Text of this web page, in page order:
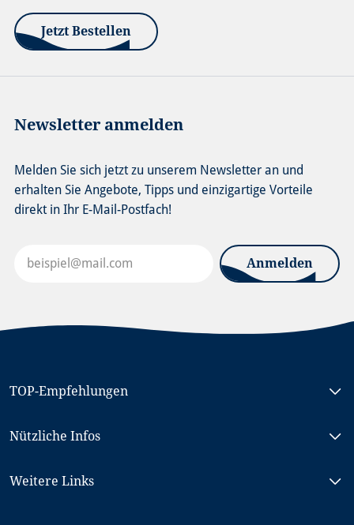
Jetzt Bestellen
Newsletter anmelden
Melden Sie sich jetzt zu unserem Newsletter an und
erhalten Sie Angebote, Tipps und einzigartige Vorteile
direkt in Ihr E-Mail-Postfach!
Anmelden
TOP-Empfehlungen
Rad & Schiff Nordholland
Rad & Schiff Berlin - Stralsund, MS PRINCESS
Nützliche Infos
Reisebedingungen (AGB)
Weitere Links